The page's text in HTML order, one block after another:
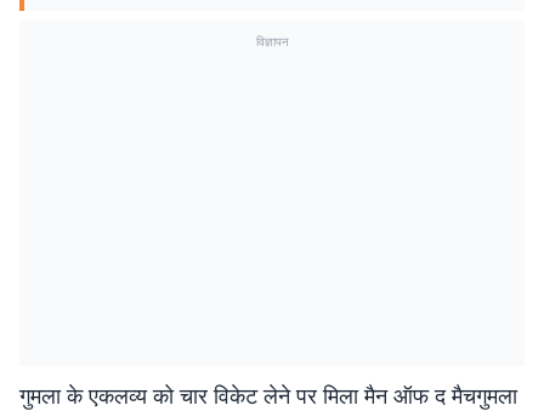
विज्ञापन
गुमला के एकलव्य को चार विकेट लेने पर मिला मैन ऑफ द मैचगुमला